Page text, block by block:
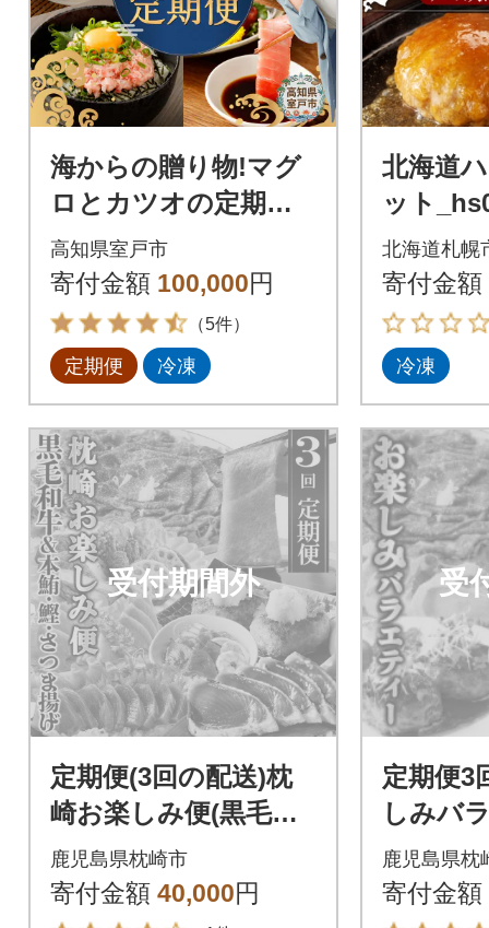
海からの贈り物!マグ
ロとカツオの定期便
【5回お届け】【コロ
ナ支援 訳あり】
高知県室戸市
寄付金額 100,000円
（5件）
定期便 冷凍
北海道
ット
北海道札幌
寄付金額
冷凍
受付期間外
定期便(3回の配送)枕
崎お楽しみ便(黒毛和
牛・まぐろ中トロ・
鰹・さつまあげetc) L
L-6002
鹿児島県枕崎市
寄付金額 40,000円
受
定期便
しみバ
ット(薩
豚・さ
ぐろ
鹿児島県枕
寄付金額